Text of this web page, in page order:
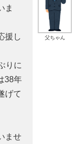
父ちゃん
ま
援し
りに
38年
げて
ませ